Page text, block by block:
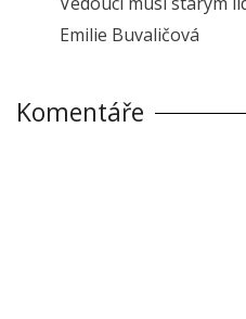
Emilie Buvaličová
Komentáře